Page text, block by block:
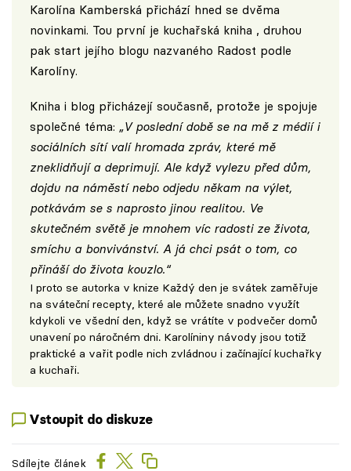
Karolína Kamberská přichází hned se dvěma
novinkami. Tou první je kuchařská kniha , druhou
pak start jejího blogu nazvaného Radost podle
Karolíny.
Kniha i blog přicházejí současně, protože je spojuje
společné téma: „V poslední době se na mě z médií i
sociálních sítí valí hromada zpráv, které mě
zneklidňují a deprimují. Ale když vylezu před dům,
dojdu na náměstí nebo odjedu někam na výlet,
potkávám se s naprosto jinou realitou. Ve
skutečném světě je mnohem víc radosti ze života,
smíchu a bonvivánství. A já chci psát o tom, co
přináší do života kouzlo.“
I proto se autorka v knize Každý den je svátek zaměřuje
na sváteční recepty, které ale můžete snadno využít
kdykoli ve všední den, když se vrátíte v podvečer domů
unavení po náročném dni. Karolíniny návody jsou totiž
praktické a vařit podle nich zvládnou i začínající kuchařky
a kuchaři.
Vstoupit do diskuze
Sdílejte článek